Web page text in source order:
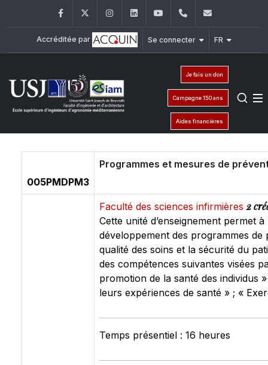
FacebookTwitter InstagramLinkedInYouTube+961 (8) 543
Accréditée par Se connecter FR
Je fais un don
Campagne 150 ans
Aides financières
005PMDPM3
Programmes et mesures de
Faculté des sciences infirmières2
Cette unité d’enseignement permet
développement des programmes de
qualité des soins et la sécurité du
des compétences suivantes visées
promotion de la santé des individus
leurs expériences de santé » ; «
Temps présentiel : 16 heures